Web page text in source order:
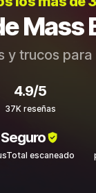
Mass
y trucos para
4.9/5
37K reseñas
Seguro
escaneado